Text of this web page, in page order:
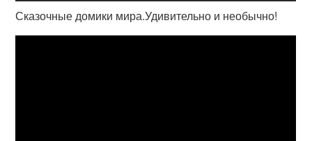
Сказочные домики мира.Удивительно и необычно!